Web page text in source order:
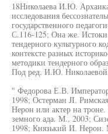
18Николаева И.Ю.
исследования
государственного
С.116-125; Она же. Истоки
тендерного культурного
контексте разных
методики тендерного
Под ред. И.Ю.
" Федорова Е.В.
1998; Остерман JI.
Нерон или актер на
земного ада. М., 2003;
1998; Князький И. Нерон.